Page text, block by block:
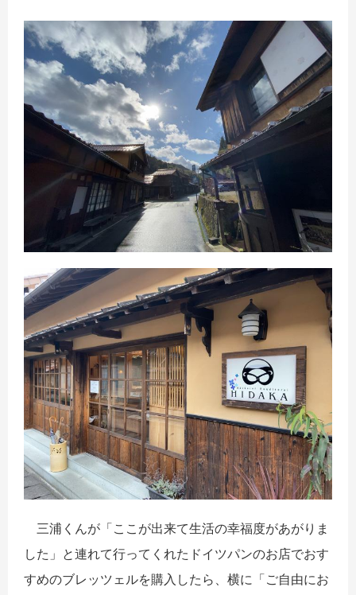
三浦くんが「ここが出来て生活の幸福度があがりま
した」と連れて行ってくれたドイツパンのお店でおす
すめのブレッツェルを購入したら、横に「ご自由にお